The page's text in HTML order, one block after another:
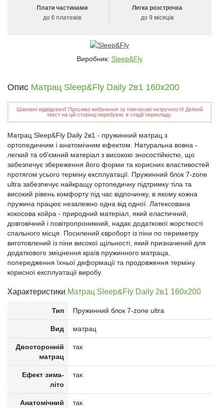
Плати частинами
до 6 платежів
Легка розстрочка
до 9 місяців
Виробник: Sleep&Fly
Опис Матрац Sleep&Fly Daily 2в1 160x200
Шановні відвідувачі! Просимо вибачення за тимчасові незручності! Деякий
текст на цій сторінці перебуває в стадії перекладу.
Матрац Sleep&Fly Daily 2в1 - пружинний матрац з
ортопедичним і анатомічним ефектом. Натуральна вовна -
легкий та об'ємний матеріал з високою зносостійкістю, що
забезпечує збереження його форми та корисних властивостей
протягом усього терміну експлуатації. Пружинний блок 7-zone
ultra забезпечує найкращу ортопедичну підтримку тіла та
високий рівень комфорту під час відпочинку, в якому кожна
пружина працює незалежно одна від одної. Латексована
кокосова койра - природний матеріал, який еластичний,
довговічний і повітропроникний, надає додаткової жорсткості
спального місця. Посилений євроборт із піни по периметру
виготовлений із піни високої щільності, який призначений для
додаткового зміцнення країв пружинного матраца,
попередження їхньої деформації та продовження терміну
корисної експлуатації виробу.
Характеристики Матрац Sleep&Fly Daily 2в1 160x200
Тип Пружинний блок 7-zone ultra
Вид матрац
Двосторонній
матрац
так
Ефект зима-
літо
так
Анатомічний
так